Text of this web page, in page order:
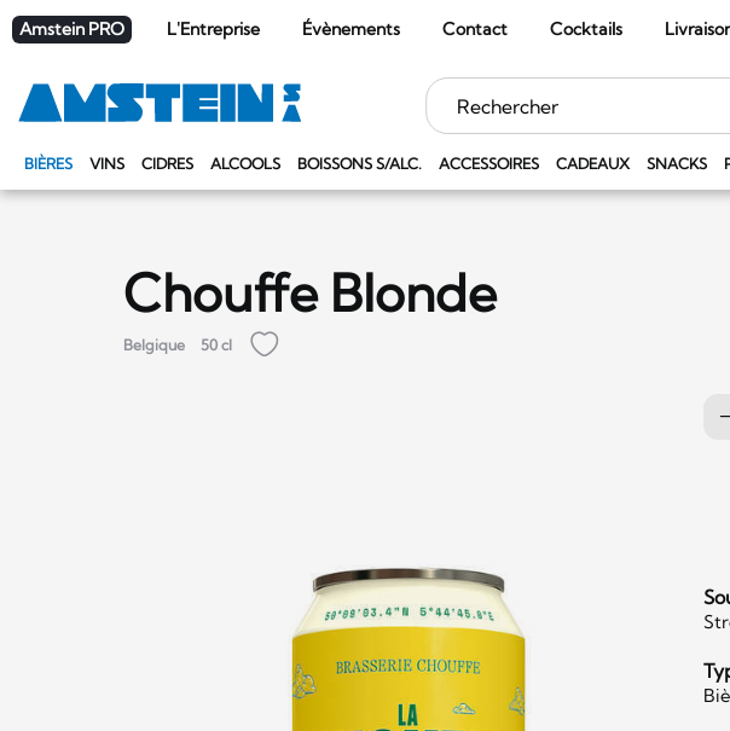
Amstein PRO L'Entreprise Évènements Contact Cocktails
BIÈRES VINS CIDRES ALCOOLS BOISSONS S/ALC. ACCESSOIRES CADEAUX SNACKS
Mots
clés
Chouffe Blonde
Belgique 50 cl